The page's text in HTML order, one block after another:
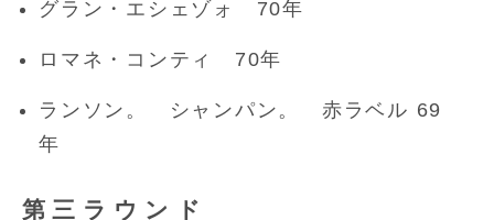
グラン・エシェゾォ 70年
ロマネ・コンティ 70年
ランソン。 シャンパン。 赤ラベル 69
年
第三ラウンド